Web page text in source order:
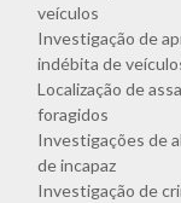
veículos
Investigação de
indébita de
Localização de
foragidos
Investigações de
de incapaz
Investigação de